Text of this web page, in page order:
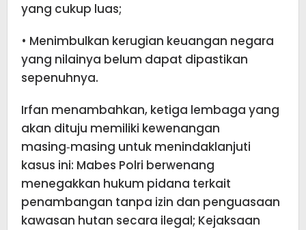
yang cukup luas;
• Menimbulkan kerugian keuangan negara
yang nilainya belum dapat dipastikan
sepenuhnya.
Irfan menambahkan, ketiga lembaga yang
akan dituju memiliki kewenangan
masing‑masing untuk menindaklanjuti
kasus ini: Mabes Polri berwenang
menegakkan hukum pidana terkait
penambangan tanpa izin dan penguasaan
kawasan hutan secara ilegal; Kejaksaan